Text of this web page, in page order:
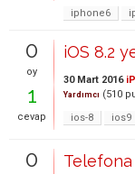
iphone6
0
oy
1
cevap
iOS 8.2
30 Mart 2016
Yardımcı (510
ios-8
ios9
0